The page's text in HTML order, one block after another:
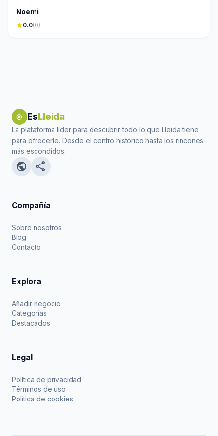
Noemi
star0.0(0)
explore EsLleida
La plataforma líder para descubrir todo lo que Lleida tiene
para ofrecerte. Desde el centro histórico hasta los rincones
más escondidos.
public share
Compañía
Sobre nosotros
Blog
Contacto
Explora
Añadir negocio
Categorías
Destacados
Legal
Política de privacidad
Términos de uso
Política de cookies